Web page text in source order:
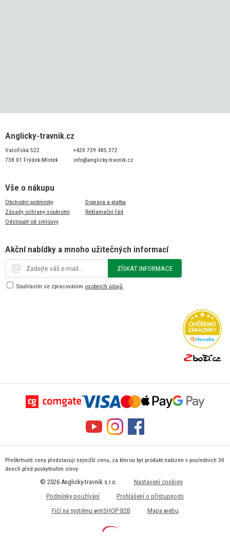
Anglicky-travnik.cz
Valcířská 522
738 01 Frýdek-Místek
+420 739 485 372
info@anglicky-travnik.cz
Vše o nákupu
Obchodní podmínky
Zásady ochrany soukromí
Odstoupit od smlouvy
Doprava a platba
Reklamační řád
Akční nabídky a mnoho užitečných informací
ZÍSKAT INFORMACE
Souhlasím se zpracováním osobních údajů.
Přeškrtnuté ceny představují nejnižší cenu, za kterou byl produkt nabízen v posledních 30
dnech před poskytnutím slevy.
© 2026 Anglicky-travnik s.r.o.
Nastavení cookies
Podmínky používání
Prohlášení o přístupnosti
Fičí na systému wmSHOP B2B
Mapa webu